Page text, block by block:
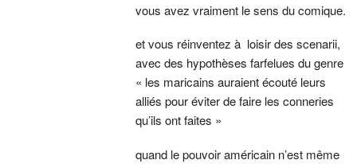
vous avez vraiment le sens du comique.
et vous réinventez à loisir des scenarii,
avec des hypothèses farfelues du genre
« les maricains auraient écouté leurs
alliés pour éviter de faire les conneries
qu’ils ont faites »
quand le pouvoir américain n’est même